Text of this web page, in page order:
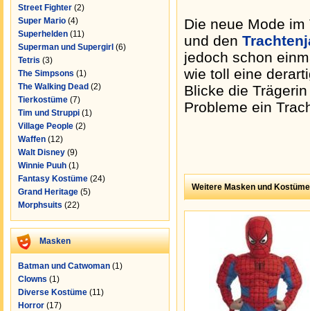
Street Fighter (2)
Super Mario (4)
Superhelden (11)
Superman und Supergirl (6)
Tetris (3)
The Simpsons (1)
The Walking Dead (2)
Tierkostüme (7)
Tim und Struppi (1)
Village People (2)
Waffen (12)
Walt Disney (9)
Winnie Puuh (1)
Fantasy Kostüme (24)
Grand Heritage (5)
Morphsuits (22)
Masken
Batman und Catwoman (1)
Clowns (1)
Diverse Kostüme (11)
Horror (17)
Die neue Mode
und den
jedoch schon
wie toll eine
Blicke die
Probleme ein
Weitere Masken und